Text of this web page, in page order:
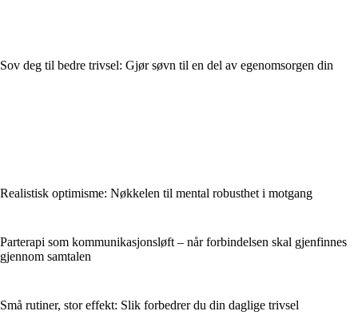
Sov deg til bedre trivsel: Gjør søvn til en del av egenomsorgen din
Realistisk optimisme: Nøkkelen til mental robusthet i motgang
Parterapi som kommunikasjonsløft – når forbindelsen skal gjenfinnes
gjennom samtalen
Små rutiner, stor effekt: Slik forbedrer du din daglige trivsel